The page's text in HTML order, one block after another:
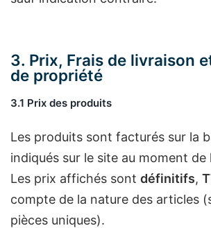
3. Prix, Frais de livraison
de propriété
3.1 Prix des produits
Les produits sont facturés sur la
indiqués sur le site au moment de
Les prix affichés sont définitifs,
compte de la nature des articles
pièces uniques).